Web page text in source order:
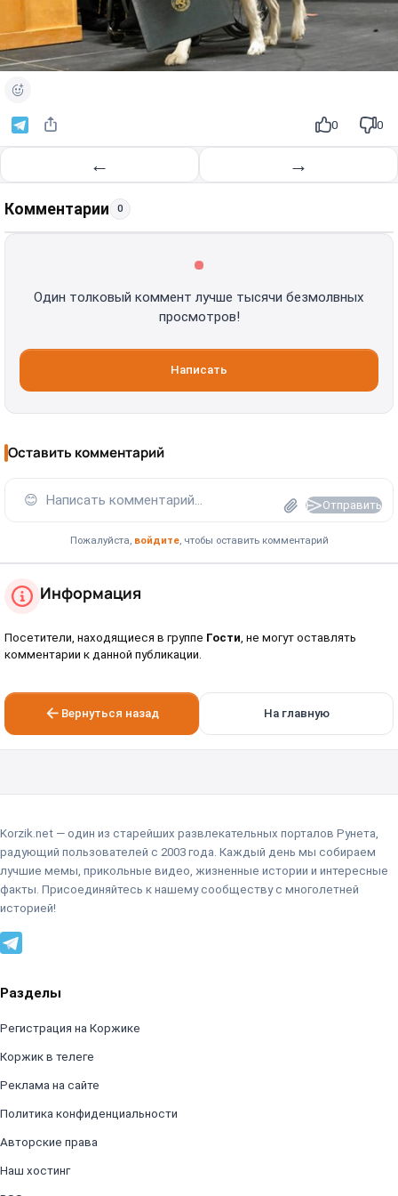
0 0
← →
Комментарии 0
Один толковый коммент лучше тысячи безмолвных
просмотров!
Написать
Оставить комментарий
😊 Написать комментарий... Отправить
Пожалуйста, войдите, чтобы оставить комментарий
Информация
Посетители, находящиеся в группе Гости , не могут оставлять
комментарии к данной публикации.
Вернуться назад На главную
Korzik.net — один из старейших развлекательных порталов Рунета,
радующий пользователей с 2003 года. Каждый день мы собираем
лучшие мемы, прикольные видео, жизненные истории и интересные
факты. Присоединяйтесь к нашему сообществу с многолетней
историей!
Разделы
Регистрация на Коржике
Коржик в телеге
Реклама на сайте
Политика конфиденциальности
Авторские права
Наш хостинг